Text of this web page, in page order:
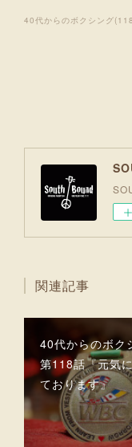
40代からのボクシング(118
関連記事
40代からのボク
第118話『元気
ております』